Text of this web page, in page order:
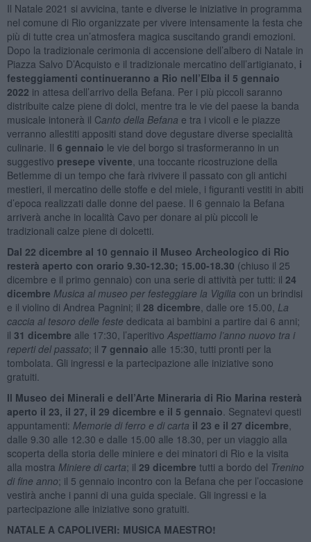
Il Natale 2021 si avvicina, tante e diverse le iniziative in programma
nel comune di Rio organizzate per vivere intensamente la festa che
più di tutte crea un’atmosfera magica suscitando grandi emozioni.
Dopo la tradizionale cerimonia di accensione dell’albero di Natale in
Piazza Salvo D’Acquisto e il tradizionale mercatino dell’artigianato, i
festeggiamenti continueranno a Rio nell’Elba il 5 gennaio
2022 in attesa dell’arrivo della Befana. Per i più piccoli saranno
distribuite calze piene di dolci, mentre tra le vie del paese la banda
musicale intonerà il Canto della Befana e tra i vicoli e le piazze
verranno allestiti appositi stand dove degustare diverse specialità
culinarie. Il 6 gennaio le vie del borgo si trasformeranno in un
suggestivo presepe vivente , una toccante ricostruzione della
Betlemme di un tempo che farà rivivere il passato con gli antichi
mestieri, il mercatino delle stoffe e del miele, i figuranti vestiti in abiti
d’epoca realizzati dalle donne del paese. Il 6 gennaio la Befana
arriverà anche in località Cavo per donare ai più piccoli le
tradizionali calze piene di dolcetti.
Dal 22 dicembre al 10 gennaio il Museo Archeologico di Rio
resterà aperto con orario 9.30-12.30; 15.00-18.30 (chiuso il 25
dicembre e il primo gennaio) con una serie di attività per tutti: il 24
dicembre Musica al museo per festeggiare la Vigilia con un brindisi
e il violino di Andrea Pagnini; il 28 dicembre , dalle ore 15.00, La
caccia al tesoro delle feste dedicata ai bambini a partire dai 6 anni;
il 31 dicembre alle 17:30, l’aperitivo Aspettiamo l’anno nuovo tra i
reperti del passato; il 7 gennaio alle 15:30, tutti pronti per la
tombolata. Gli ingressi e la partecipazione alle iniziative sono
gratuiti.
Il Museo dei Minerali e dell’Arte Mineraria di Rio Marina resterà
aperto il 23, il 27, il 29 dicembre e il 5 gennaio . Segnatevi questi
appuntamenti: Memorie di ferro e di carta il 23 e il 27 dicembre
dalle 9.30 alle 12.30 e dalle 15.00 alle 18.30, per un viaggio alla
scoperta della storia delle miniere e dei minatori di Rio e la visita
alla mostra Miniere di carta; il 29 dicembre tutti a bordo del Trenino
di fine anno; il 5 gennaio incontro con la Befana che per l’occasione
vestirà anche i panni di una guida speciale. Gli ingressi e la
partecipazione alle iniziative sono gratuiti.
NATALE A CAPOLIVERI: MUSICA MAESTRO!